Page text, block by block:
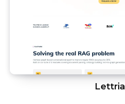
Lettria